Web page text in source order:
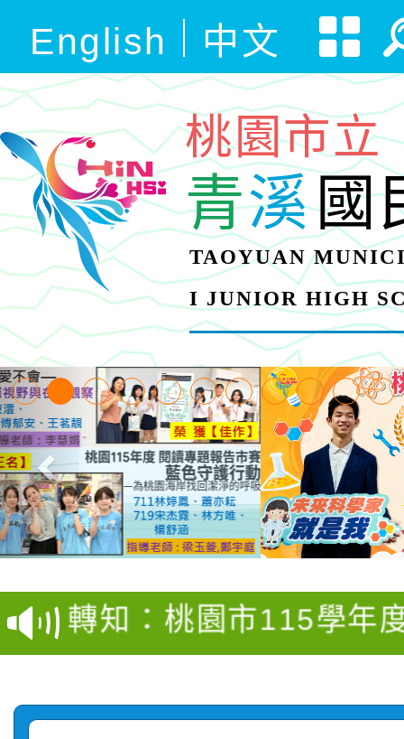
English 中文
桃園市立
青溪國
TAOYUAN
I JUNIOR HIGH
【甄選結果(第4招)】
學年度第1學期第9次代
結果(第4招)
【甄選結果(第12招)】
學年度第1學期第7次代
結果(第12招)
轉知：桃園市115學年
賽及師生本土語及新住
賽實施要點
轉知：「桃園市115學
比賽實施要點」
轉知：「115年金融知